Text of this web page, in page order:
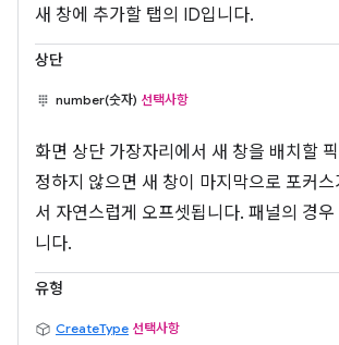
새 창에 추가할 탭의 ID입니다.
상단
number(숫자) 선택사항
화면 상단 가장자리에서 새 창을 배치할
정하지 않으면 새 창이 마지막으로 포커스
서 자연스럽게 오프셋됩니다. 패널의 경우
니다.
유형
CreateType 선택사항